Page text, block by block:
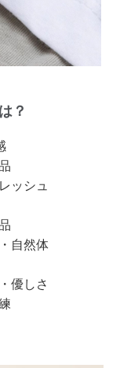
？
ッシュ
自然体
優しさ